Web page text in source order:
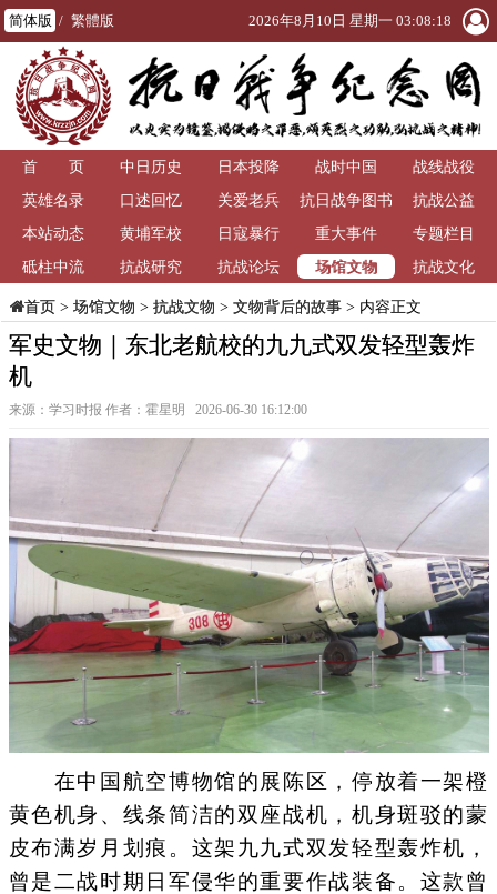
简体版 / 繁體版 2026年8月10日 星期一 03:08:19
首 页 中日历史 日本投降 战时中国
战线战役
英雄名录
口述回忆 关爱老兵
抗日战争图书
馆
抗战公益
本站动态
黄埔军校 日寇暴行 重大事件
专题栏目
砥柱中流
抗战研究 抗战论坛 场馆文物 抗战文化
首页> 场馆文物 > 抗战文物 > 文物背后的故事> 内容正文
军史文物｜东北老航校的九九式双发轻型轰炸
机
来源：学习时报 作者：霍星明 2026-06-30 16:12:00
在中国航空博物馆的展陈区，停放着一架橙
黄色机身、线条简洁的双座战机，机身斑驳的蒙
皮布满岁月划痕。这架九九式双发轻型轰炸机，
曾是二战时期日军侵华的重要作战装备。这款曾